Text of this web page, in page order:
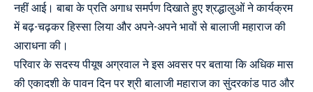
नहीं आई। बाबा के प्रति अगाध समर्पण दिखाते हुए श्रद्धालुओं ने कार्यक्रम
में बढ़-चढ़कर हिस्सा लिया और अपने-अपने भावों से बालाजी महाराज की
आराधना की।
परिवार के सदस्य पीयूष अग्रवाल ने इस अवसर पर बताया कि अधिक मास
की एकादशी के पावन दिन पर श्री बालाजी महाराज का सुंदरकांड पाठ और